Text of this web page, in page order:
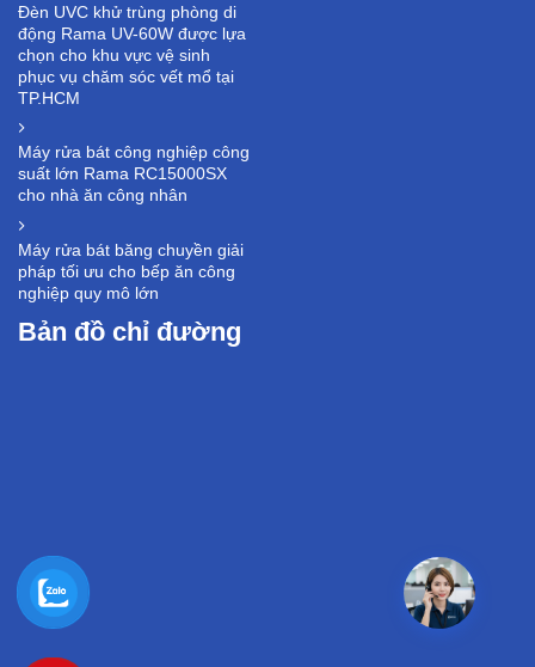
Đèn UVC khử trùng phòng di
động Rama UV-60W được lựa
chọn cho khu vực vệ sinh
phục vụ chăm sóc vết mổ tại
TP.HCM
Máy rửa bát công nghiệp công
suất lớn Rama RC15000SX
cho nhà ăn công nhân
Máy rửa bát băng chuyền giải
pháp tối ưu cho bếp ăn công
nghiệp quy mô lớn
Bản đồ chỉ đường